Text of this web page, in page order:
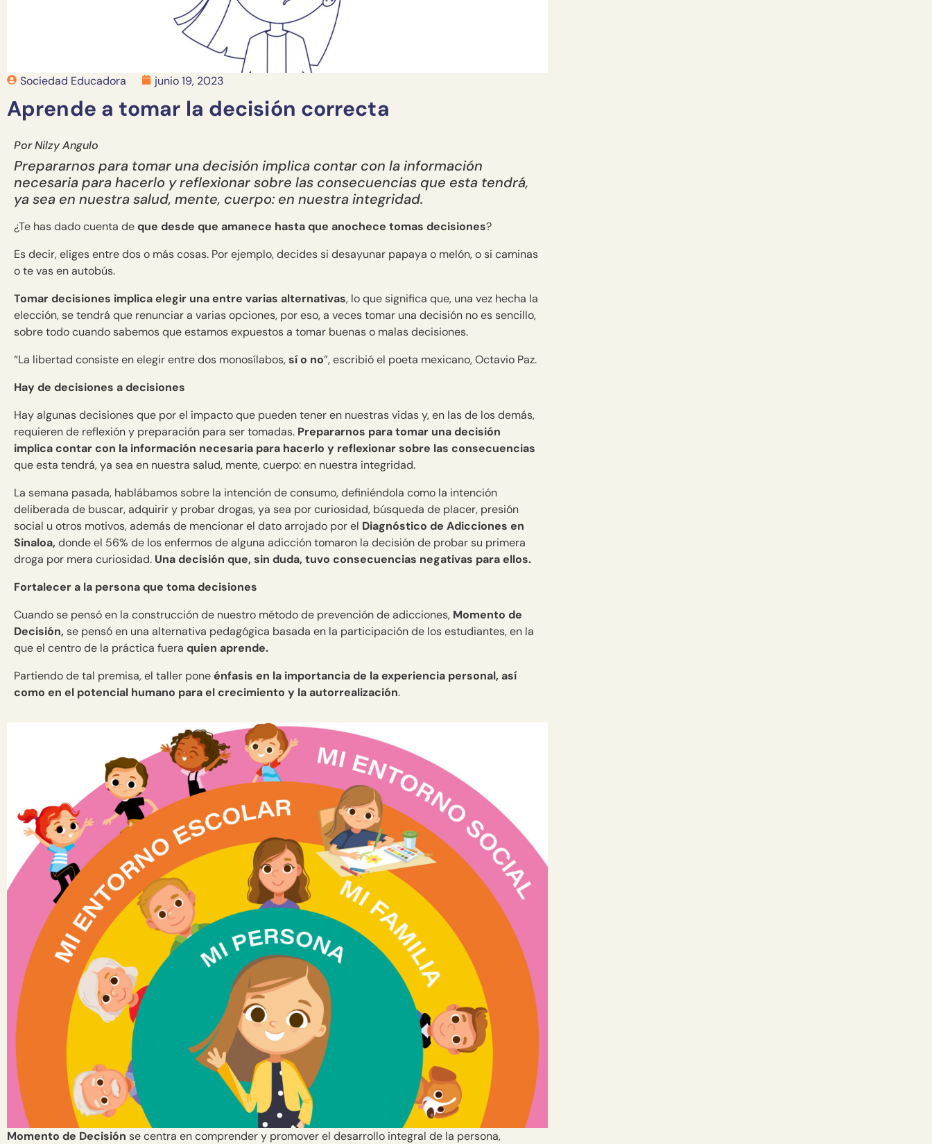
Sociedad Educadora junio 19, 2023
Aprende a tomar la decisión correcta
Por Nilzy Angulo
Prepararnos para tomar una decisión implica contar con la información
necesaria para hacerlo y reflexionar sobre las consecuencias que esta tendrá,
ya sea en nuestra salud, mente, cuerpo: en nuestra integridad.
¿Te has dado cuenta deque desde que amanece hasta que anochece tomas decisiones?
Es decir, eliges entre dos o más cosas. Por ejemplo, decides si desayunar papaya o melón, o si caminas
o te vas en autobús.
Tomar decisiones implica elegir una entre varias alternativas, lo que significa que, una vez hecha la
elección, se tendrá que renunciar a varias opciones, por eso, a veces tomar una decisión no es sencillo,
sobre todo cuando sabemos que estamos expuestos a tomar buenas o malas decisiones.
“La libertad consiste en elegir entre dos monosílabos,sí o no”, escribió el poeta mexicano, Octavio Paz.
Hay de decisiones a decisiones
Hay algunas decisiones que por el impacto que pueden tener en nuestras vidas y, en las de los demás,
requieren de reflexión y preparación para ser tomadas. Prepararnos para tomar una decisión
implica contar con la información necesaria para hacerlo y reflexionar sobre las consecuencias
que esta tendrá, ya sea en nuestra salud, mente, cuerpo: en nuestra integridad.
La semana pasada, hablábamos sobre la intención de consumo, definiéndola como la intención
deliberada de buscar, adquirir y probar drogas, ya sea por curiosidad, búsqueda de placer, presión
social u otros motivos, además de mencionar el dato arrojado por el Diagnóstico de Adicciones en
Sinaloa, donde el 56% de los enfermos de alguna adicción tomaron la decisión de probar su primera
droga por mera curiosidad. Una decisión que, sin duda, tuvo consecuencias negativas para ellos.
Fortalecer a la persona que toma decisiones
Cuando se pensó en la construcción de nuestro método de prevención de adicciones, Momento de
Decisión, se pensó en una alternativa pedagógica basada en la participación de los estudiantes, en la
que el centro de la práctica fuera quien aprende.
Partiendo de tal premisa, el taller poneénfasis en la importancia de la experiencia personal, así
como en el potencial humano para el crecimiento y la autorrealización.
Momento de Decisión se centra en comprender y promover el desarrollo integral de la persona,